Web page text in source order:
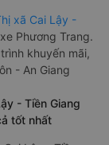
xã Cai Lậy -
Phương Trang.
khuyến mãi,
- An Giang
- Tiền Giang
tốt nhất